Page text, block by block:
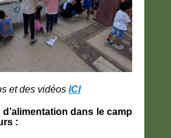
et des vidéos ICI
dans le camp
: